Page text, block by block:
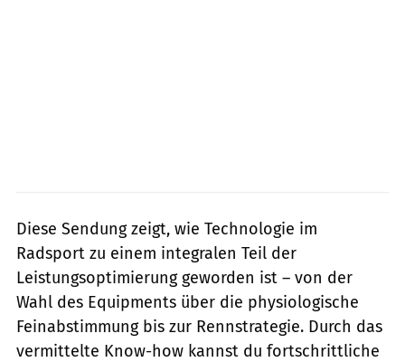
Diese Sendung zeigt, wie Technologie im
Radsport zu einem integralen Teil der
Leistungsoptimierung geworden ist – von der
Wahl des Equipments über die physiologische
Feinabstimmung bis zur Rennstrategie. Durch das
vermittelte Know-how kannst du fortschrittliche